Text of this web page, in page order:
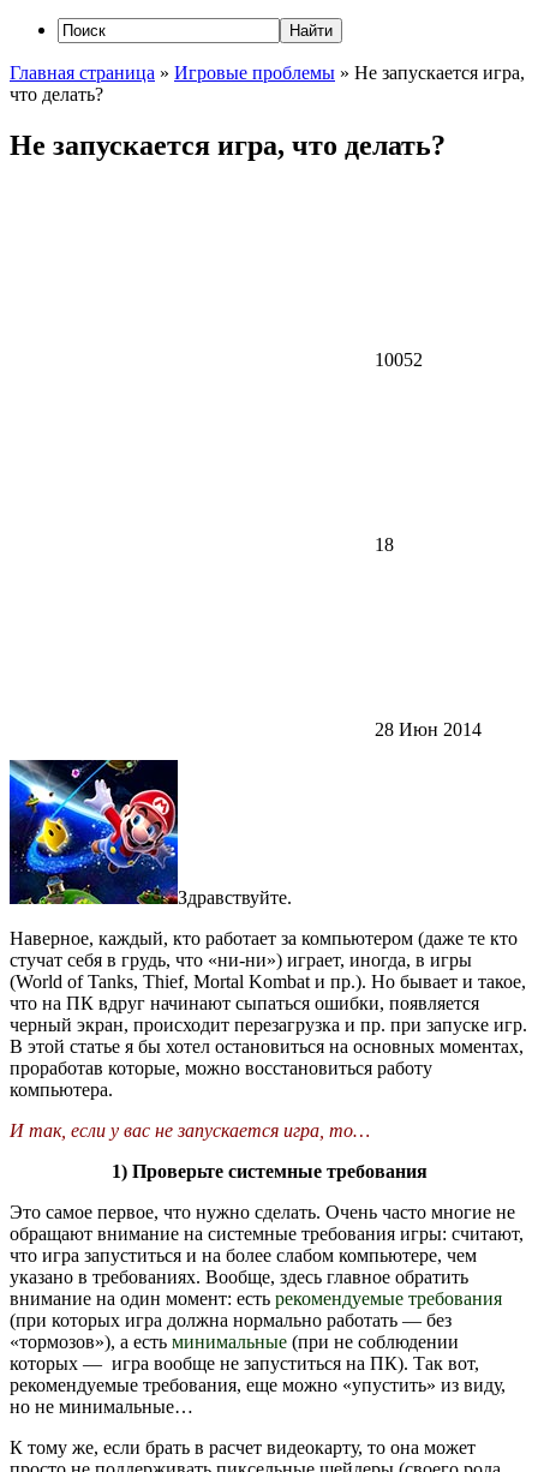
Главная страница » Игровые проблемы » Не запускается игра,
что делать?
Не запускается игра, что делать?
10052
18
28 Июн 2014
Здравствуйте.
Наверное, каждый, кто работает за компьютером (даже те кто
стучат себя в грудь, что «ни-ни») играет, иногда, в игры
(World of Tanks, Thief, Mortal Kombat и пр.). Но бывает и такое,
что на ПК вдруг начинают сыпаться ошибки, появляется
черный экран, происходит перезагрузка и пр. при запуске игр.
В этой статье я бы хотел остановиться на основных моментах,
проработав которые, можно восстановиться работу
компьютера.
И так, если у вас не запускается игра, то…
1) Проверьте системные требования
Это самое первое, что нужно сделать. Очень часто многие не
обращают внимание на системные требования игры: считают,
что игра запуститься и на более слабом компьютере, чем
указано в требованиях. Вообще, здесь главное обратить
внимание на один момент: есть рекомендуемые требования
(при которых игра должна нормально работать — без
«тормозов»), а есть минимальные (при не соблюдении
которых — игра вообще не запуститься на ПК). Так вот,
рекомендуемые требования, еще можно «упустить» из виду,
но не минимальные…
К тому же, если брать в расчет видеокарту, то она может